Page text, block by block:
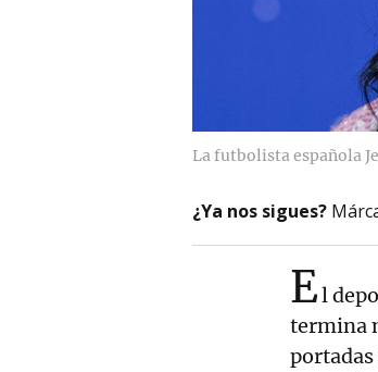
La futbolista española
¿Ya nos sigues?
El
termina
portadas